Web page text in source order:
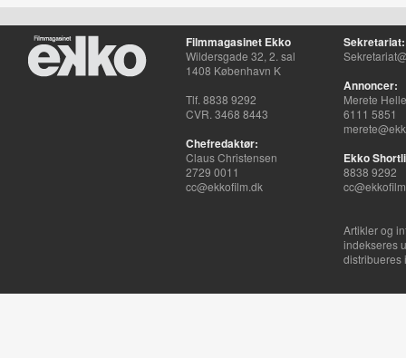
Filmmagasinet Ekko
Wildersgade 32, 2. sal
1408 København K
Tlf. 8838 9292
CVR. 3468 8443
Chefredaktør:
Claus Christensen
2729 0011
cc@ekkofilm.dk
Sekretariat:
Annoncer:
Merete
6111 5851
Ekko
8838 9292
Artikler og
indekseres
distribueres